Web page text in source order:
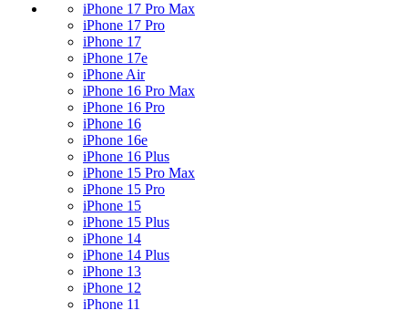
iPhone 17 Pro Max
iPhone 17 Pro
iPhone 17
iPhone 17e
iPhone Air
iPhone 16 Pro Max
iPhone 16 Pro
iPhone 16
iPhone 16e
iPhone 16 Plus
iPhone 15 Pro Max
iPhone 15 Pro
iPhone 15
iPhone 15 Plus
iPhone 14
iPhone 14 Plus
iPhone 13
iPhone 12
iPhone 11